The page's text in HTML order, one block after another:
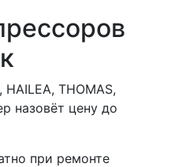
HAILEA, THOMAS,
назовёт цену до
при ремонте